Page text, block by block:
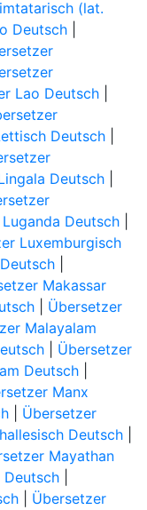
(lat.
Deutsch|
Lao Deutsch|
Deutsch|
Deutsch|
Deutsch|
Luxemburgisch
|
Makassar
| Übersetzer
Malayalam
| Übersetzer
Deutsch|
Manx
| Übersetzer
Deutsch|
Mayathan
|
| Übersetzer